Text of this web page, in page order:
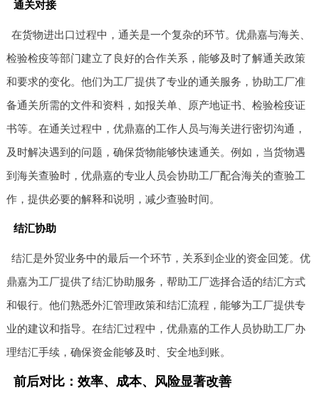
通关对接
在货物进出口过程中，通关是一个复杂的环节。优鼎嘉与海关、
检验检疫等部门建立了良好的合作关系，能够及时了解通关政策
和要求的变化。他们为工厂提供了专业的通关服务，协助工厂准
备通关所需的文件和资料，如报关单、原产地证书、检验检疫证
书等。在通关过程中，优鼎嘉的工作人员与海关进行密切沟通，
及时解决遇到的问题，确保货物能够快速通关。例如，当货物遇
到海关查验时，优鼎嘉的专业人员会协助工厂配合海关的查验工
作，提供必要的解释和说明，减少查验时间。
结汇协助
结汇是外贸业务中的最后一个环节，关系到企业的资金回笼。优
鼎嘉为工厂提供了结汇协助服务，帮助工厂选择合适的结汇方式
和银行。他们熟悉外汇管理政策和结汇流程，能够为工厂提供专
业的建议和指导。在结汇过程中，优鼎嘉的工作人员协助工厂办
理结汇手续，确保资金能够及时、安全地到账。
前后对比：效率、成本、风险显著改善